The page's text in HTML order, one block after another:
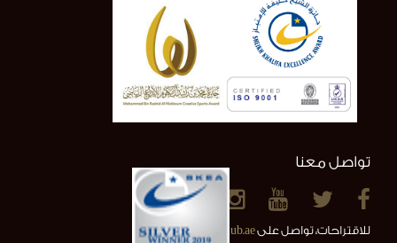
تواصل معنا
للاقتراحات، تواصل علىinfo@alainclub.ae